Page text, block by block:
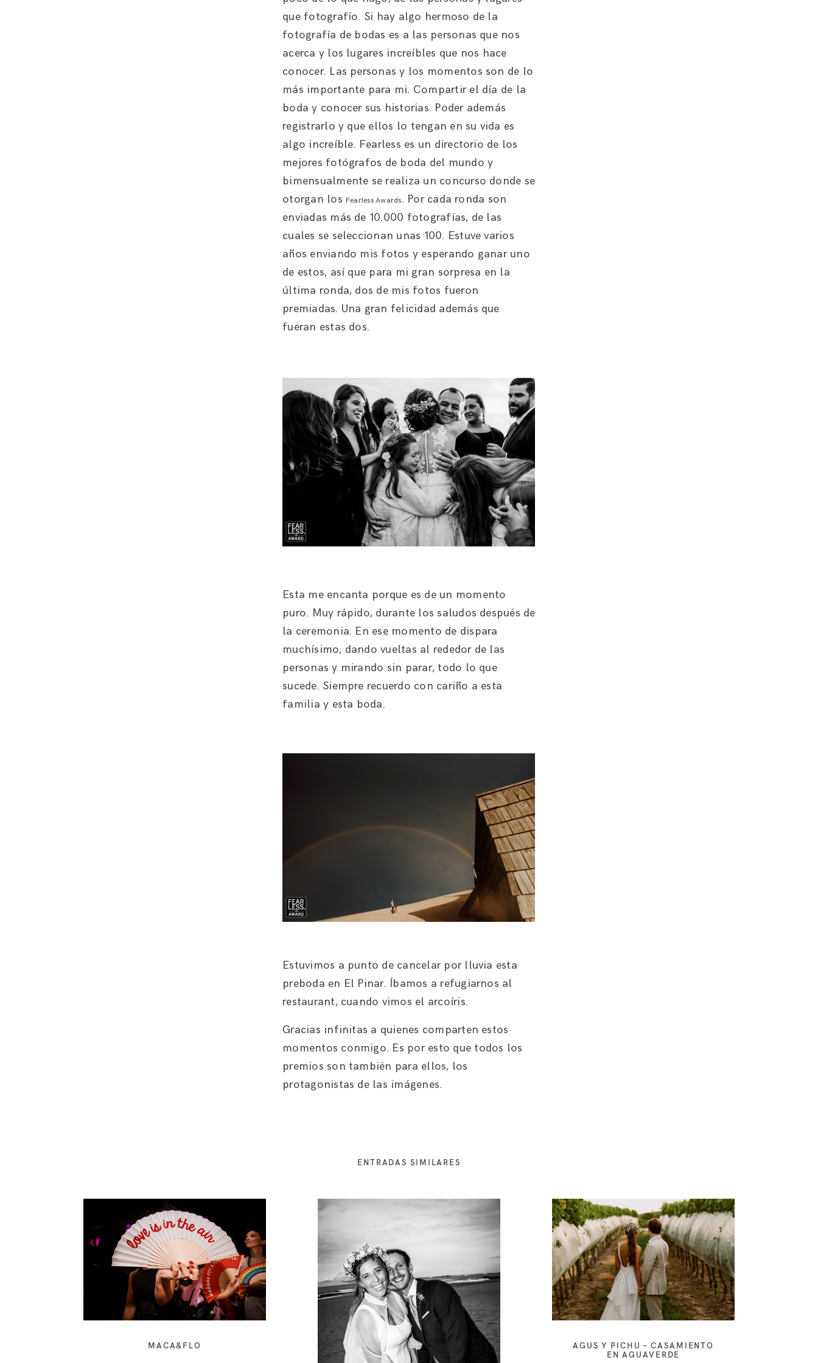
que fotografío. Si hay algo hermoso de la
fotografía de bodas es a las personas que nos
acerca y los lugares increíbles que nos hace
conocer. Las personas y los momentos son de lo
más importante para mi. Compartir el día de la
boda y conocer sus historias. Poder además
registrarlo y que ellos lo tengan en su vida es
algo increíble. Fearless es un directorio de los
mejores fotógrafos de boda del mundo y
bimensualmente se realiza un concurso donde se
otorgan los Fearless Awards. Por cada ronda son
enviadas más de 10.000 fotografías, de las
cuales se seleccionan unas 100. Estuve varios
años enviando mis fotos y esperando ganar uno
de estos, así que para mi gran sorpresa en la
última ronda, dos de mis fotos fueron
premiadas. Una gran felicidad además que
fueran estas dos.
Esta me encanta porque es de un momento
puro. Muy rápido, durante los saludos después de
la ceremonia. En ese momento de dispara
muchísimo, dando vueltas al rededor de las
personas y mirando sin parar, todo lo que
sucede. Siempre recuerdo con cariño a esta
familia y esta boda.
Estuvimos a punto de cancelar por lluvia esta
preboda en El Pinar. Íbamos a refugiarnos al
restaurant, cuando vimos el arcoíris.
Gracias infinitas a quienes comparten estos
momentos conmigo. Es por esto que todos los
premios son también para ellos, los
protagonistas de las imágenes.
ENTRADAS SIMILARES
MACA&FLO
AGUS Y PICHU – CASAMIENTO
EN AGUAVERDE